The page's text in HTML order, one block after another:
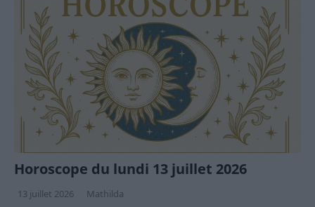
Horoscope du lundi 13 juillet 2026
13 juillet 2026 Mathilda